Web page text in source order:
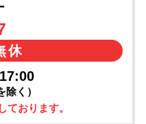
休
除く）
おります。